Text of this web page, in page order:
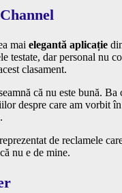
mai elegantă aplicație
testate, dar personal nu
clasament.
că nu este bună.
despre care am vorbit
de reclamele
nu e de mine.